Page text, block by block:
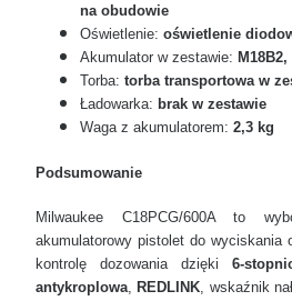
na obudowie
Oświetlenie: oświetlenie
Akumulator w zestawie:
Torba: torba transportowa w
Ładowarka: brak w zestawie
Waga z akumulatorem: 2,3 kg
Podsumowanie
Milwaukee C18PCG/600A to
akumulatorowy pistolet do wyciskania
kontrolę dozowania dzięki 6-
antykroplowa, REDLINK, wskaźnik